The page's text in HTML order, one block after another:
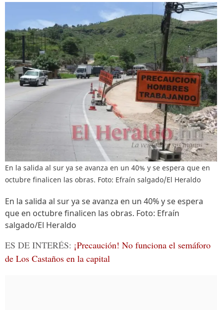
En la salida al sur ya se avanza en un 40% y se espera que en
octubre finalicen las obras. Foto: Efraín salgado/El Heraldo
En la salida al sur ya se avanza en un 40% y se espera
que en octubre finalicen las obras. Foto: Efraín
salgado/El Heraldo
ES DE INTERÉS: ¡Precaución! No funciona el semáforo
de Los Castaños en la capital